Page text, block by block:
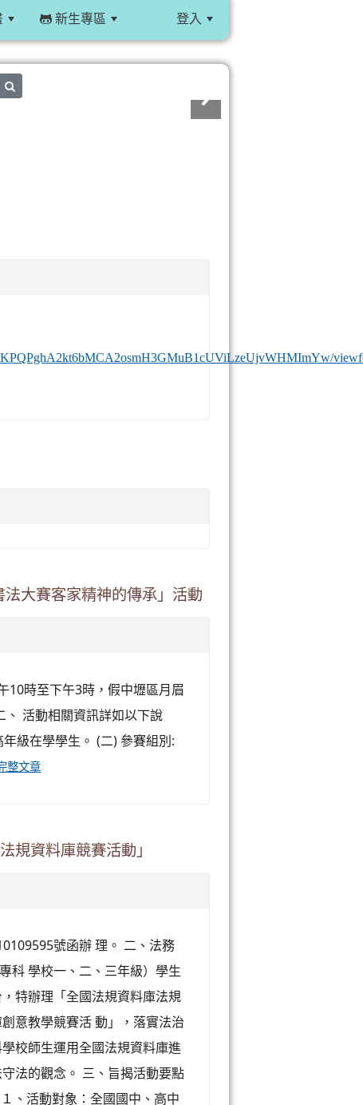
新生專區 登入
大賽客家精神的傳承」活動
10時至下午3時，假中壢區月眉
活動相關資訊詳如以下說
級在學學生。 (二) 參賽組別:
整文章
規資料庫競賽活動」
號函辦 理。 二、法務
科 學校一、二、三年級）學生
特辦理「全國法規資料庫法規
意教學競賽活 動」，落實法治
校師生運用全國法規資料庫進
法的觀念。 三、旨揭活動要點
、活動對象：全國國中、高中